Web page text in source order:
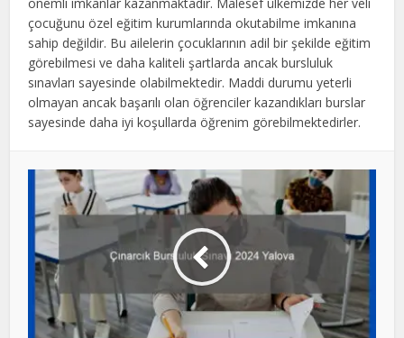
çocuğunu özel eğitim kurumlarında okutabilme imkanına
sahip değildir. Bu ailelerin çocuklarının adil bir şekilde eğitim
görebilmesi ve daha kaliteli şartlarda ancak bursluluk
sınavları sayesinde olabilmektedir. Maddi durumu yeterli
olmayan ancak başarılı olan öğrenciler kazandıkları burslar
sayesinde daha iyi koşullarda öğrenim görebilmektedirler.